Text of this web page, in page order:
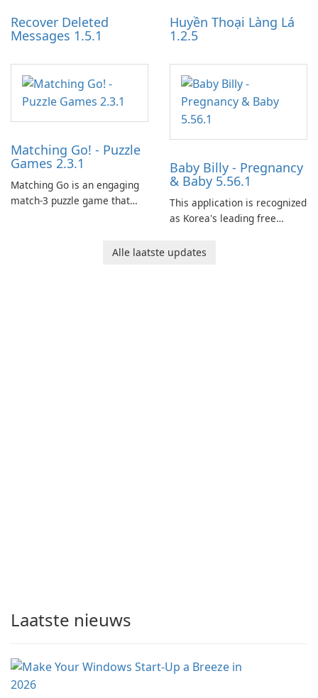
Recover Deleted
Messages 1.5.1
Huyền Thoại Làng Lá
1.2.5
Matching Go! - Puzzle
Games 2.3.1
Matching Go is an engaging
match-3 puzzle game that
Ollie, on an adventurous
Baby Billy - Pregnancy
& Baby 5.56.1
This application is recognized
as Korea's leading free
baby tracking, offering
Alle laatste updates
Laatste nieuws